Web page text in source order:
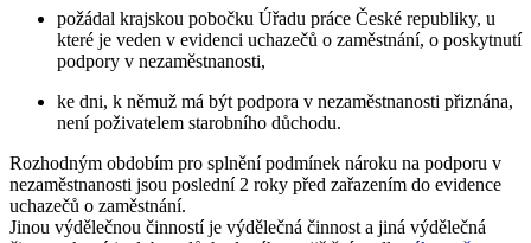
požádal krajskou pobočku Úřadu práce České republiky, u
které je veden v evidenci uchazečů o zaměstnání, o poskytnutí
podpory v nezaměstnanosti,
ke dni, k němuž má být podpora v nezaměstnanosti přiznána,
není poživatelem starobního důchodu.
Rozhodným obdobím pro splnění podmínek nároku na podporu v
nezaměstnanosti jsou poslední 2 roky před zařazením do evidence
uchazečů o zaměstnání.
Jinou výdělečnou činností je výdělečná činnost a jiná výdělečná